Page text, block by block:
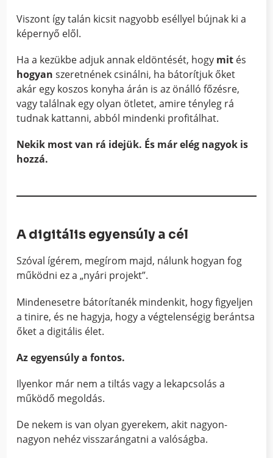
Viszont így talán kicsit nagyobb eséllyel bújnak ki a
képernyő elől.
Ha a kezükbe adjuk annak eldöntését, hogy mit és
hogyan szeretnének csinálni, ha bátorítjuk őket
akár egy koszos konyha árán is az önálló főzésre,
vagy találnak egy olyan ötletet, amire tényleg rá
tudnak kattanni, abból mindenki profitálhat.
Nekik most van rá idejük. És már elég nagyok is
hozzá.
A digitális egyensúly a cél
Szóval ígérem, megírom majd, nálunk hogyan fog
működni ez a „nyári projekt”.
Mindenesetre bátorítanék mindenkit, hogy figyeljen
a tinire, és ne hagyja, hogy a végtelenségig berántsa
őket a digitális élet.
Az egyensúly a fontos.
Ilyenkor már nem a tiltás vagy a lekapcsolás a
működő megoldás.
De nekem is van olyan gyerekem, akit nagyon-
nagyon nehéz visszarángatni a valóságba.